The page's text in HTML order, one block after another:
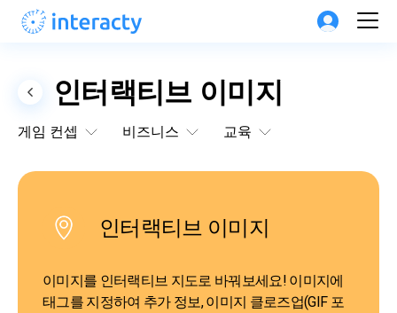
인터랙티브 이미지
게임 컨셉 비즈니스 교육
인터랙티브 이미지
이미지를 인터랙티브 지도로 바꿔보세요! 이미지에
태그를 지정하여 추가 정보, 이미지 클로즈업(GIF 포